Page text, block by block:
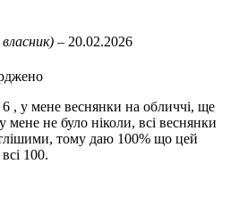
захист від шкідливих вільних
шкіру, зменшуючи вироблення
світла та повітря, не викликає
зі зволожувальними
– оздоровлює шкіру, повертає
її рельєф.
масляні капсули з вітаміном Е)
– 20.02.2026
, у мене веснянки на обличчі, ще
мене не було ніколи, всі веснянки
тому даю 100% що цей
100.